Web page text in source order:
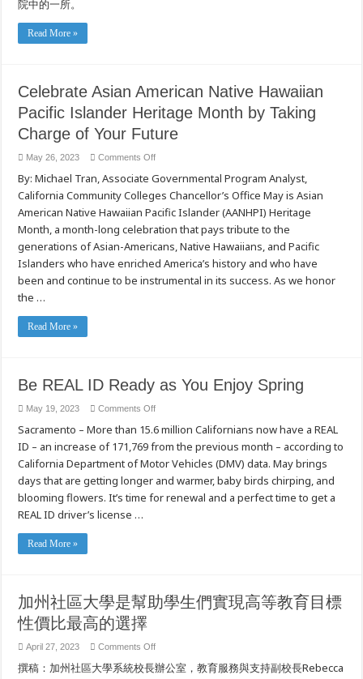
院中的一所。
Read More »
Celebrate Asian American Native Hawaiian
Pacific Islander Heritage Month by Taking
Charge of Your Future
May 26, 2023 Comments Offon
Asian
American
Native
Pacific
Islander
Heritage
Month
by
Taking
of
By: Michael Tran, Associate Governmental Program Analyst,
California Community Colleges Chancellor’s Office May is Asian
American Native Hawaiian Pacific Islander (AANHPI) Heritage
Month, a month-long celebration that pays tribute to the
generations of Asian-Americans, Native Hawaiians, and Pacific
Islanders who have enriched America’s history and who have
been and continue to be instrumental in its success. As we honor
the …
Read More »
Be REAL ID Ready as You Enjoy Spring
May 19, 2023 Comments Offon
REAL
ID
Ready
You
Enjoy
Spring
Sacramento – More than 15.6 million Californians now have a REAL
ID – an increase of 171,769 from the previous month – according to
California Department of Motor Vehicles (DMV) data. May brings
days that are getting longer and warmer, baby birds chirping, and
blooming flowers. It’s time for renewal and a perfect time to get a
REAL ID driver’s license …
Read More »
加州社區大學是幫助學生們實現高等教育目標
性價比最高的選擇
April 27, 2023 Comments Offon
州
撰稿：加州社區大學系統校長辦公室，教育服務與支持副校長Rebecca